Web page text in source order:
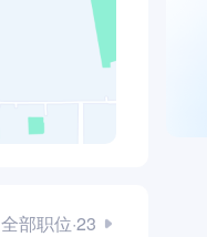
全部职位·23